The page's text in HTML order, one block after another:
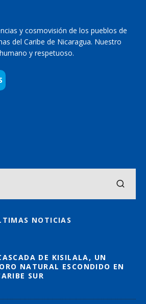
y cosmovisión de los pueblos de
del Caribe de Nicaragua. Nuestro
y respetuoso.
NOTICIAS
DE KISILALA, UN
NATURAL ESCONDIDO EN
SUR